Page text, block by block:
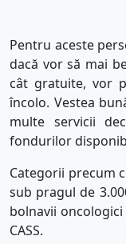
Pentru aceste
dacă vor să mai
cât gratuite, vor
încolo. Vestea
multe servicii
fondurilor
Categorii precum
sub pragul de
bolnavii
CASS.